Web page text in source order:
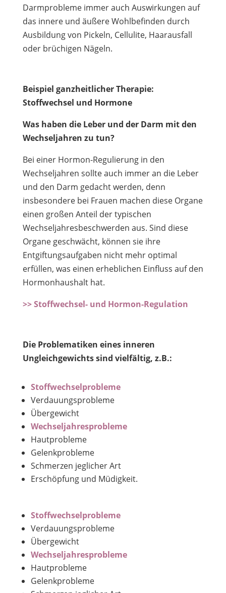
Darmprobleme immer auch Auswirkungen auf
das innere und äußere Wohlbefinden durch
Ausbildung von Pickeln, Cellulite, Haarausfall
oder brüchigen Nägeln.
Beispiel ganzheitlicher Therapie:
Stoffwechsel und Hormone
Was haben die Leber und der Darm mit den
Wechseljahren zu tun?
Bei einer Hormon-Regulierung in den
Wechseljahren sollte auch immer an die Leber
und den Darm gedacht werden, denn
insbesondere bei Frauen machen diese Organe
einen großen Anteil der typischen
Wechseljahresbeschwerden aus. Sind diese
Organe geschwächt, können sie ihre
Entgiftungsaufgaben nicht mehr optimal
erfüllen, was einen erheblichen Einfluss auf den
Hormonhaushalt hat.
>> Stoffwechsel- und Hormon-Regulation
Die Problematiken eines inneren
Ungleichgewichts sind vielfältig, z.B.:
Stoffwechselprobleme
Verdauungsprobleme
Übergewicht
Wechseljahresprobleme
Hautprobleme
Gelenkprobleme
Schmerzen jeglicher Art
Erschöpfung und Müdigkeit.
Stoffwechselprobleme
Verdauungsprobleme
Übergewicht
Wechseljahresprobleme
Hautprobleme
Gelenkprobleme